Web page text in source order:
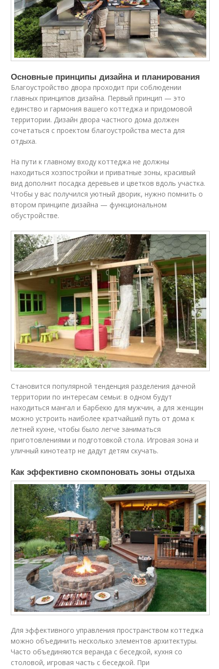
Основные принципы дизайна и планирования
Благоустройство двора проходит при соблюдении
главных принципов дизайна. Первый принцип — это
единство и гармония вашего коттеджа и придомовой
территории. Дизайн двора частного дома должен
сочетаться с проектом благоустройства места для
отдыха.
На пути к главному входу коттеджа не должны
находиться хозпостройки и приватные зоны, красивый
вид дополнит посадка деревьев и цветков вдоль участка.
Чтобы у вас получился уютный дворик, нужно помнить о
втором принципе дизайна — функциональном
обустройстве.
Становится популярной тенденция разделения дачной
территории по интересам семьи: в одном будут
находиться мангал и барбекю для мужчин, а для женщин
можно устроить наиболее кратчайший путь от дома к
летней кухне, чтобы было легче заниматься
приготовлениями и подготовкой стола. Игровая зона и
уличный кинотеатр не дадут детям скучать.
Как эффективно скомпоновать зоны отдыха
Для эффективного управления пространством коттеджа
можно объединить несколько элементов архитектуры.
Часто объединяются веранда с беседкой, кухня со
столовой, игровая часть с беседкой. При